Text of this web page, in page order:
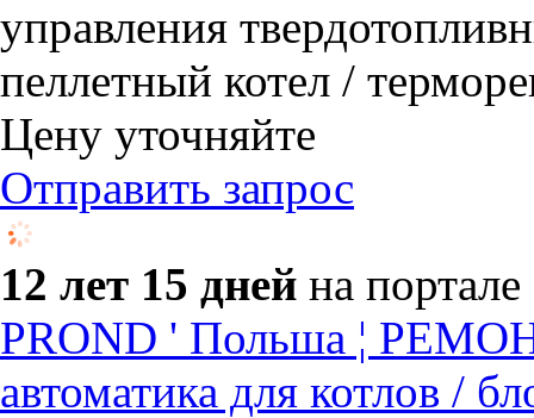
управления
пеллетный котел /
Цену уточняйте
Отправить запрос
12 лет 15 дней на портале
PROND ' Польша ¦
автоматика для котлов /